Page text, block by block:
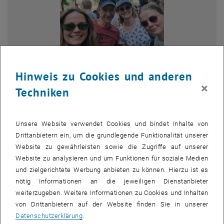
Bild
Abfallwirtschaft und Ressourcenmanagement gemeinsam mit
tausenden Studierenden, Forschenden, Lehrenden,
Universitätsmitarbeiterinnen und -mitarbeitern sowie
Unterstützerinnen und Unterstützern bei der Unis-Retten-
Demonstration in Wien dabei.
Wir sind stolz darauf, gemeinsam mit 28.000 Menschen ein Zeichen
für starke und ausreichend finanzierte Universitäten gesetzt zu
haben.
Hinweis zu Cookies und anderen
Techniken
×
Unsere Website verwendet Cookies und bindet Inhalte von
Drittanbietern ein, um die grundlegende Funktionalität unserer
Website zu gewährleisten sowie die Zugriffe auf unserer
Website zu analysieren und um Funktionen für soziale Medien
und zielgerichtete Werbung anbieten zu können. Hierzu ist es
nötig Informationen an die jeweiligen Dienstanbieter
weiterzugeben. Weitere Informationen zu Cookies und Inhalten
von Drittanbietern auf der Website finden Sie in unserer
Datenschutzerklärung